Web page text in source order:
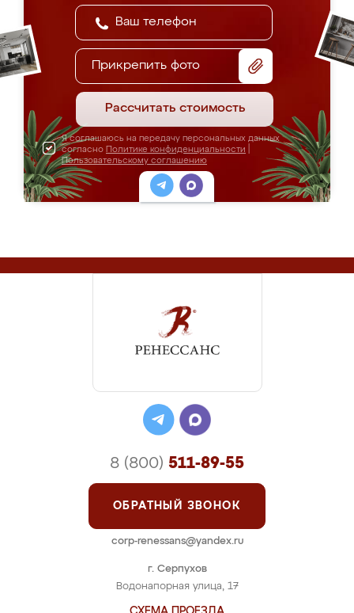
Прикрепить фото
Рассчитать стоимость
Я соглашаюсь на передачу персональных данных
согласно Политике конфиденциальности
Пользовательскому соглашению
г. Серпухов
Водонапорная улица, 17
8 (800) 511-89-55
ОБРАТНЫЙ ЗВОНОК
corp-renessans@yandex.ru